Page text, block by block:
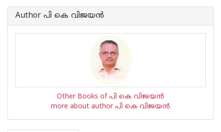
Author പി കെ വിജയന്‍
Other Books of പി കെ വിജയന്‍
more about author പി കെ വിജയന്‍